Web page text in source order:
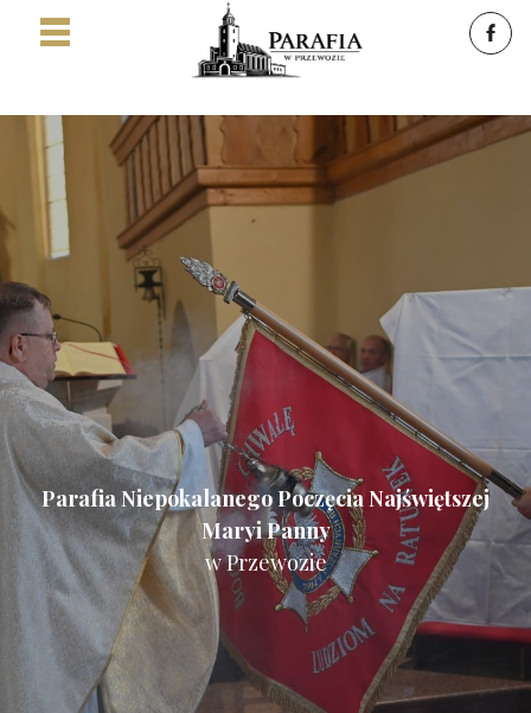
Parafia Niepokalanego Poczęcia Najświętszej
Maryi Panny
w Przewozie